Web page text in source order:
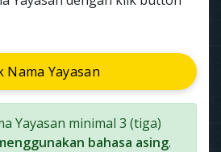
Nama Yayasan
Yayasan minimal 3 (tiga)
bahasa asing.